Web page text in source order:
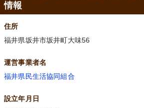
情報
住所
福井県坂井市坂井町大味56
運営事業者名
福井県民生活協同組合
設立年月日